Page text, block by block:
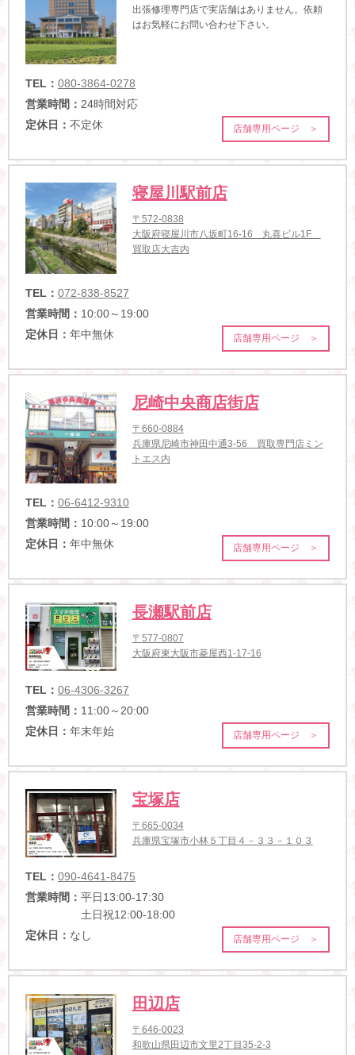
出張修理専門店で実店舗はありません。依頼
はお気軽にお問い合わせ下さい。
TEL： 080-3864-0278
営業時間： 24時間対応
定休日： 不定休 店舗専用ページ ＞
寝屋川駅前店
〒572-0838
大阪府寝屋川市八坂町16-16 丸喜ビル1F
買取店大吉内
TEL： 072-838-8527
営業時間： 10:00～19:00
定休日： 年中無休 店舗専用ページ ＞
尼崎中央商店街店
〒660-0884
兵庫県尼崎市神田中通3-56 買取専門店ミン
トエス内
TEL： 06-6412-9310
営業時間： 10:00～19:00
定休日： 年中無休 店舗専用ページ ＞
長瀬駅前店
〒577-0807
大阪府東大阪市菱屋西1-17-16
TEL： 06-4306-3267
営業時間： 11:00～20:00
定休日： 年末年始 店舗専用ページ ＞
宝塚店
〒665-0034
兵庫県宝塚市小林５丁目４－３３－１０３
TEL： 090-4641-8475
営業時間： 平日13:00-17:30
土日祝12:00-18:00
定休日： なし 店舗専用ページ ＞
田辺店
〒646-0023
和歌山県田辺市文里2丁目35-2-3